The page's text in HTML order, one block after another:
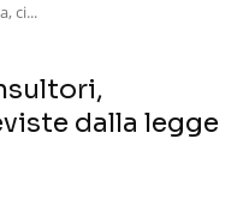
ci...
dalla legge